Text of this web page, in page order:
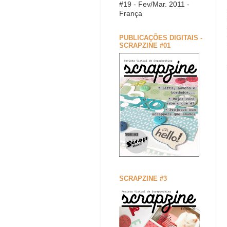
#19 - Fev/Mar. 2011 -
França
PUBLICAÇÕES DIGITAIS -
SCRAPZINE #01
SCRAPZINE #3